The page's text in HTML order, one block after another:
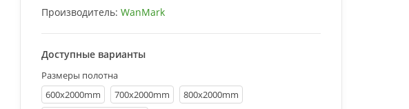
Производитель: WanMark
Доступные варианты
Размеры полотна
600х2000mm
700х2000mm
800х2000mm